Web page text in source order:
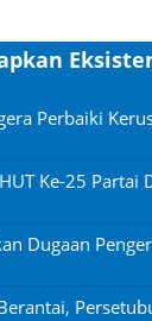
Perbaiki
Ke-25 Partai
Dugaan